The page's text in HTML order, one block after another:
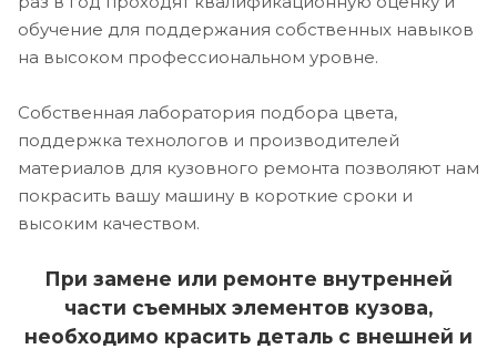
обучение для поддержания собственных навыков
на высоком профессиональном уровне.
Собственная лаборатория подбора цвета,
поддержка технологов и производителей
материалов для кузовного ремонта позволяют нам
покрасить вашу машину в короткие сроки и
высоким качеством.
При замене или ремонте внутренней
части съемных элементов кузова,
необходимо красить деталь с внешней и